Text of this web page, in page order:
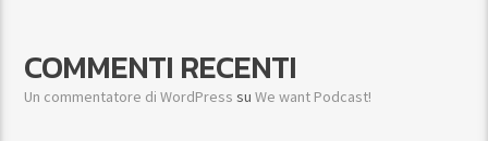
COMMENTI RECENTI
Un commentatore di WordPress suWe want Podcast!